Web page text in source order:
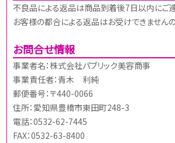
不良品による返品は商品到着後7日以内にご連
お客様の都合による返品はお受けできません
お問合せ情報
事業者名：株式会社パブリック美容商事
事業責任者：青木 利純
郵便番号：〒440-0066
住所：愛知県豊橋市東田町248-3
電話：0532-62-7445
FAX：0532-63-8400